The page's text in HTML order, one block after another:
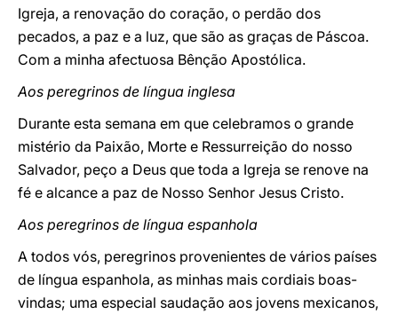
Igreja, a renovação do coração, o perdão dos
pecados, a paz e a luz, que são as graças de Páscoa.
Com a minha afectuosa Bênção Apostólica.
Aos peregrinos de língua inglesa
Durante esta semana em que celebramos o grande
mistério da Paixão, Morte e Ressurreição do nosso
Salvador, peço a Deus que toda a Igreja se renove na
fé e alcance a paz de Nosso Senhor Jesus Cristo.
Aos peregrinos de língua espanhola
A todos vós, peregrinos provenientes de vários países
de língua espanhola, as minhas mais cordiais boas-
vindas; uma especial saudação aos jovens mexicanos,